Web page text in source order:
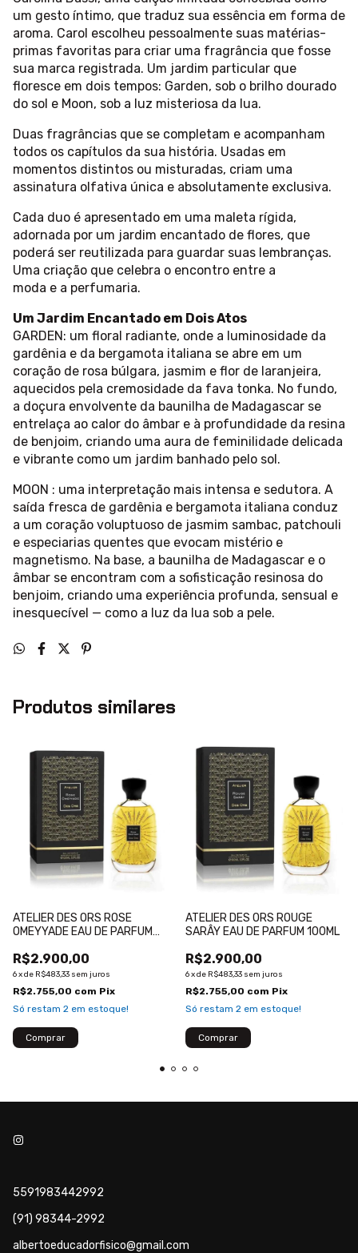
um gesto íntimo, que traduz sua essência em forma de
aroma. Carol escolheu pessoalmente suas matérias-
primas favoritas para criar uma fragrância que fosse
sua marca registrada. Um jardim particular que
floresce em dois tempos: Garden, sob o brilho dourado
do sol e Moon, sob a luz misteriosa da lua.
Duas fragrâncias que se completam e acompanham
todos os capítulos da sua história. Usadas em
momentos distintos ou misturadas, criam uma
assinatura olfativa única e absolutamente exclusiva.
Cada duo é apresentado em uma maleta rígida,
adornada por um jardim encantado de flores, que
poderá ser reutilizada para guardar suas lembranças.
Uma criação que celebra o encontro entre a
moda e a perfumaria.
Um Jardim Encantado em Dois Atos
GARDEN: um floral radiante, onde a luminosidade da
gardênia e da bergamota italiana se abre em um
coração de rosa búlgara, jasmim e flor de laranjeira,
aquecidos pela cremosidade da fava tonka. No fundo,
a doçura envolvente da baunilha de Madagascar se
entrelaça ao calor do âmbar e à profundidade da resina
de benjoim, criando uma aura de feminilidade delicada
e vibrante como um jardim banhado pelo sol.
MOON : uma interpretação mais intensa e sedutora. A
saída fresca de gardênia e bergamota italiana conduz
a um coração voluptuoso de jasmim sambac, patchouli
e especiarias quentes que evocam mistério e
magnetismo. Na base, a baunilha de Madagascar e o
âmbar se encontram com a sofisticação resinosa do
benjoim, criando uma experiência profunda, sensual e
inesquecível — como a luz da lua sob a pele.
Produtos similares
ATELIER DES ORS ROSE
OMEYYADE EAU DE PARFUM
R$2.900,00
6xde R$483,33 sem juros
R$2.755,00 com Pix
Só restam 2 em estoque!
ATELIER DES ORS ROUGE
SARÂY EAU DE PARFUM 100ML
R$2.900,00
6xde R$483,33 sem juros
R$2.755,00 com Pix
Só restam 2 em estoque!
5591983442992
(91) 98344-2992
albertoeducadorfisico@gmail.com